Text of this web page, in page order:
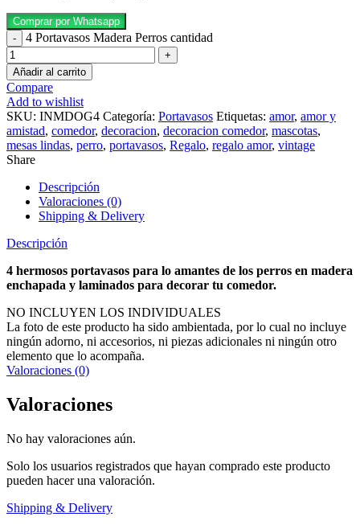
Comprar por Whatsapp
4 Portavasos Madera Perros cantidad
Añadir al carrito
Compare
Add to wishlist
SKU: INMDOG4 Categoría: Portavasos Etiquetas: amor, amor y
amistad, comedor, decoracion, decoracion comedor, mascotas,
mesas lindas, perro, portavasos, Regalo, regalo amor, vintage
Share
Descripción
Valoraciones (0)
Shipping & Delivery
Descripción
4 hermosos portavasos para lo amantes de los perros en madera
enchapada y laminados para decorar tu comedor.
NO INCLUYEN LOS INDIVIDUALES
La foto de este producto ha sido ambientada, por lo cual no incluye
ningún adorno, ni accesorios, ni piezas adicionales ni ningún otro
elemento que lo acompaña.
Valoraciones (0)
Valoraciones
No hay valoraciones aún.
Solo los usuarios registrados que hayan comprado este producto
pueden hacer una valoración.
Shipping & Delivery